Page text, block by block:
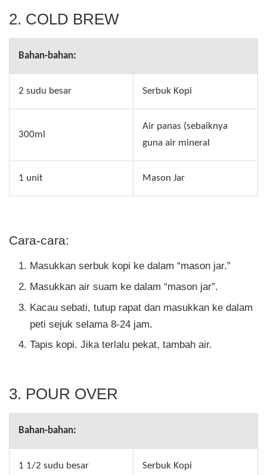
2. COLD BREW
Bahan-bahan:
2 sudu besar Serbuk Kopi
300ml
Air panas (sebaiknya
guna air mineral
1 unit Mason Jar
Cara-cara:
Masukkan serbuk kopi ke dalam “mason jar.”
Masukkan air suam ke dalam “mason jar”.
Kacau sebati, tutup rapat dan masukkan ke dalam
peti sejuk selama 8-24 jam.
Tapis kopi. Jika terlalu pekat, tambah air.
3. POUR OVER
Bahan-bahan:
1 1/2 sudu besar Serbuk Kopi